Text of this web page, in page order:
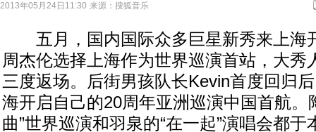
2013年05月24日11:30 来源： 搜狐音乐
五月，国内国际众多巨星新秀来上海
周杰伦选择上海作为世界巡演首站，大秀
三度返场。后街男孩队长Kevin首度回归
海开启自己的20周年亚洲巡演中国首航。
曲”世界巡演和羽泉的“在一起”演唱会都